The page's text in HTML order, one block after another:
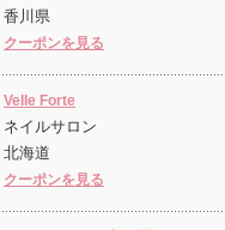
香川県
クーポンを見る
Velle Forte
ネイルサロン
北海道
クーポンを見る